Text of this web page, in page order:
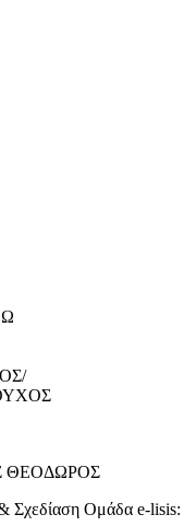
ΘΕΟΔΩΡΟΣ
Σχεδίαση Ομάδα e-lisis: